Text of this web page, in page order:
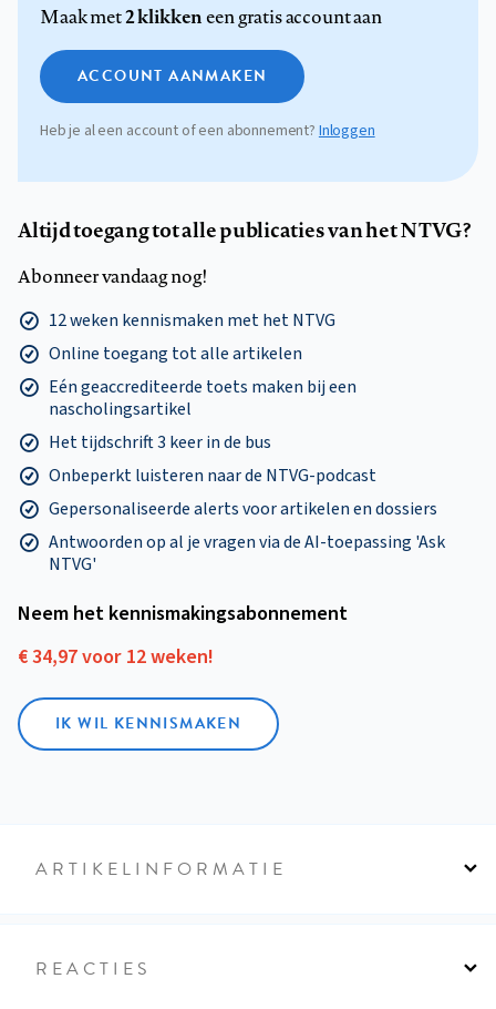
Maak met2 klikkeneen gratis account aan
ACCOUNT AANMAKEN
Heb je al een account of een abonnement? Inloggen
Altijd toegang tot alle publicaties van het NTVG?
Abonneer vandaag nog!
12 weken kennismaken met het NTVG
Online toegang tot alle artikelen
Eén geaccrediteerde toets maken bij een
nascholingsartikel
Het tijdschrift 3 keer in de bus
Onbeperkt luisteren naar de NTVG-podcast
Gepersonaliseerde alerts voor artikelen en dossiers
Antwoorden op al je vragen via de AI-toepassing 'Ask
NTVG'
Neem het kennismakings­abonnement
€ 34,97 voor 12 weken!
IK WIL KENNISMAKEN
ARTIKELINFORMATIE
REACTIES